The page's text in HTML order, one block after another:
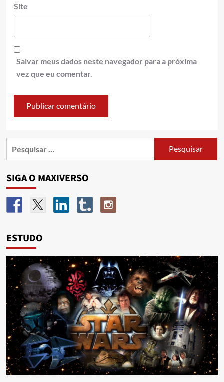
Site
Salvar meus dados neste navegador para a próxima
vez que eu comentar.
SIGA O MAXIVERSO
ESTUDO